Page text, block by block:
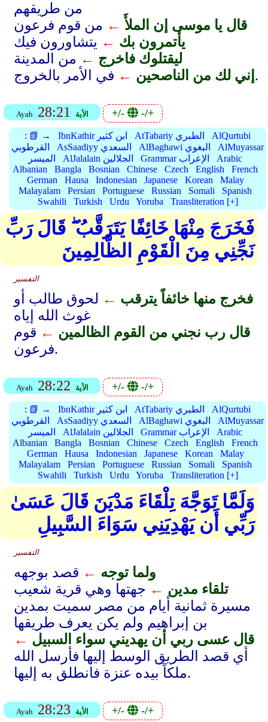
من طريقهم
قال يا موسى إن الملأَ ← من قوم فرعون
يأتمرون بك ← يتشاورون فيك
ليقتلوك فاخرج ← من المدينة
إني لك من الناصحين ← في الأمر بالخروج.
Ayah 28:21 الأية +/- -/+
: 📗 → IbnKathir ابن كثير AtTabariy الطبري
AlQurtubi
القرطوبي
AsSaadiyy السعدي AlBaghawi البغوي
AlMuyassar
الميسر
AlJalalain الجلالين Grammar الإعراب
Arabic
Albanian
Bangla Bosnian Chinese Czech English
French
German
Hausa Indonesian Japanese Korean
Malay
Malayalam
Persian Portuguese Russian Somali
Spanish
Swahili
Turkish Urdu Yoruba Transliteration [+]
فَخَرَجَ مِنْهَا خَائِفًا يَتَرَقَّبُ ۖ قَالَ رَبِّ
نَجِّنِي مِنَ الْقَوْمِ الظَّالِمِينَ
التفسير
فخرج منها خائفاً يترقب ← لحوق طالب أو
غوث الله إياه
قال رب نجني من القوم الظالمين ← قوم
فرعون.
Ayah 28:22 الأية +/- -/+
: 📗 → IbnKathir ابن كثير AtTabariy الطبري
AlQurtubi
القرطوبي
AsSaadiyy السعدي AlBaghawi البغوي
AlMuyassar
الميسر
AlJalalain الجلالين Grammar الإعراب
Arabic
Albanian
Bangla Bosnian Chinese Czech English
French
German
Hausa Indonesian Japanese Korean
Malay
Malayalam
Persian Portuguese Russian Somali
Spanish
Swahili
Turkish Urdu Yoruba Transliteration [+]
وَلَمَّا تَوَجَّهَ تِلْقَاءَ مَدْيَنَ قَالَ عَسَىٰ
رَبِّي أَن يَهْدِيَنِي سَوَاءَ السَّبِيلِ
التفسير
ولما توجه ← قصد بوجهه
تلقاء مدين ← جهتها وهي قرية شعيب
مسيرة ثمانية أيام من مصر سميت بمدين
بن إبراهيم ولم يكن يعرف طريقها
قال عسى ربي أن يهديني سواء السبيل ←
أي قصد الطريق الوسط إليها فأرسل الله
ملكاً بيده عنزة فانطلق به إليها.
Ayah 28:23 الأية +/- -/+